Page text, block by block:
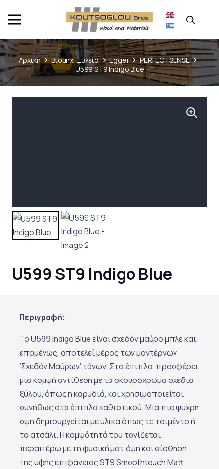
Αρχική Βιομηχ. Ξυλεία Egger
PERFECTSENSE
U599 ST9 Indigo Blue
U599 ST9 Indigo Blue
Περιγραφή:
Το U599 Indigo Blue είναι σχεδόν μαύρο μπλε και,
επομένως, αποτελεί μέρος των μοντέρνων
‘Σχεδόν Μαύρων’ τόνων. Στα έπιπλα, προσφέρει
μια κομψή αντίθεση με τα σκουρόχρωμα σχέδια
ξύλου, όπως η καρυδιά, και χρησιμοποιείται
συνήθως στα έπιπλα καθιστικού. Μια πιο ψυχρή
όψη δημιουργείται με υλικά όπως το τσιμέντο ή
το ατσάλι. Η κομψότητά του τονίζεται
περαιτέρω με τη φυσική ματ όψη και αίσθηση
της υφής επιφάνειας ST9 Smoothtouch Matt.